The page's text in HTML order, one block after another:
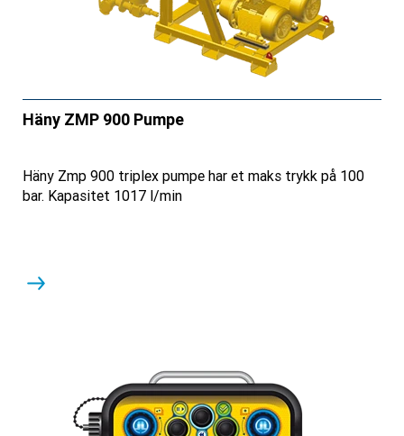
Häny ZMP 900 Pumpe
Häny Zmp 900 triplex pumpe har et maks trykk på 100
bar. Kapasitet 1017 l/min